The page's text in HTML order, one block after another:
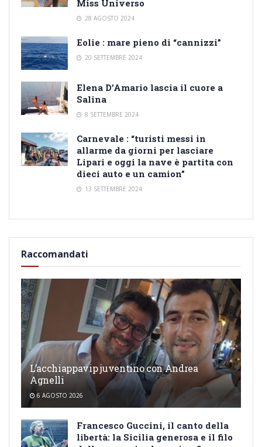
Miss Universo
28 AGOSTO 2024
Eolie : mare pieno di “cannizzi”
20 SETTEMBRE 2024
Elena D’Amario lascia il cuore a
Salina
8 SETTEMBRE 2024
Carnevale : “turisti messi in
allarme da giorni per lasciare
Lipari e oggi la nave è partita con
dieci auto e un camion”
13 SETTEMBRE 2024
Raccomandati
L’acchiappavip juventino con Andrea
Agnelli
6 AGOSTO 2026
Francesco Guccini, il canto della
libertà: la Sicilia generosa e il filo